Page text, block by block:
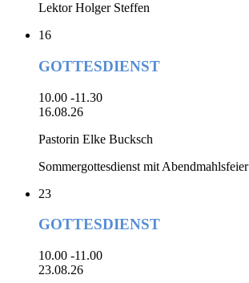
Lektor Holger Steffen
16
GOTTESDIENST
10.00 -11.30
16.08.26
Pastorin Elke Bucksch
Sommergottesdienst mit Abendmahlsfeier
23
GOTTESDIENST
10.00 -11.00
23.08.26